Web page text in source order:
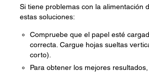
Si tiene problemas con la alimentación
estas soluciones:
Compruebe que el papel esté
correcta. Cargue hojas sueltas
corto).
Para obtener los mejores